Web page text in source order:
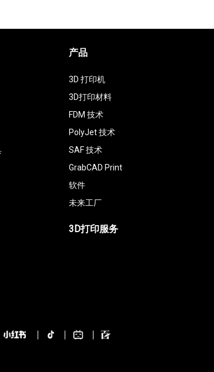
产品
3D 打印机
3D打印材料
FDM 技术
PolyJet 技术
SAF 技术
GrabCAD Print
软件
未来工厂
3D打印服务